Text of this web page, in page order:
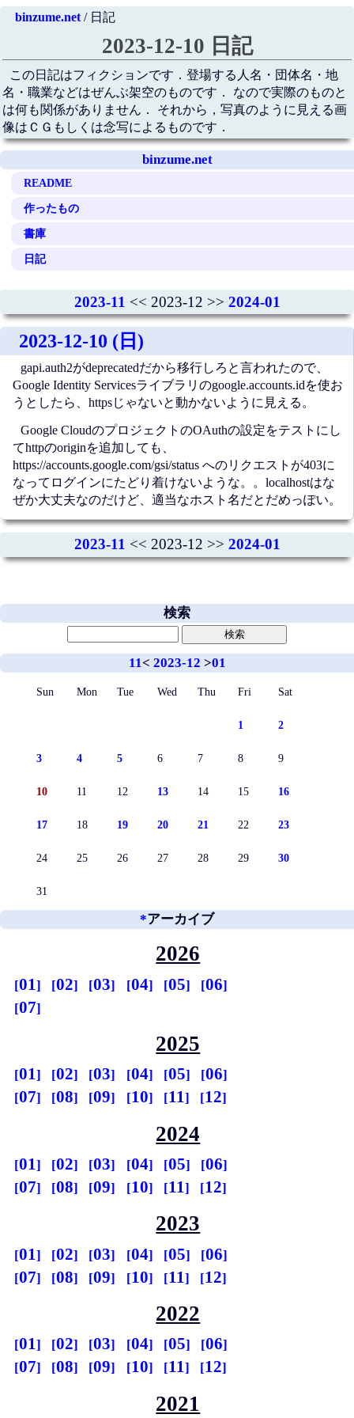
binzume.net/ 日記
2023-12-10 日記
この日記はフィクションです．登場する人名・団体名・地
名・職業などはぜんぶ架空のものです． なので実際のものと
は何も関係がありません． それから，写真のように見える画
像はＣＧもしくは念写によるものです．
binzume.net
README
作ったもの
書庫
日記
2023-11 << 2023-12 >> 2024-01
2023-12-10 (日)
gapi.auth2がdeprecatedだから移行しろと言われたので、
Google Identity Servicesライブラリのgoogle.accounts.idを使お
うとしたら、httpsじゃないと動かないように見える。
Google CloudのプロジェクトのOAuthの設定をテストにし
てhttpのoriginを追加しても、
https://accounts.google.com/gsi/status へのリクエストが403に
なってログインにたどり着けないような。。localhostはな
ぜか大丈夫なのだけど、適当なホスト名だとだめっぽい。
2023-11 << 2023-12 >> 2024-01
検索
11< 2023-12 >01
Sun Mon Tue Wed Thu Fri Sat
1 2
3 4 5 6 7 8 9
10 11 12 13 14 15 16
17 18 19 20 21 22 23
24 25 26 27 28 29 30
31
*アーカイブ
2026
01 02 03 04 05
06
07
2025
01 02 03 04 05
06
07
08 09 10 11 12
2024
01 02 03 04 05
06
07
08 09 10 11 12
2023
01 02 03 04 05
06
07
08 09 10 11 12
2022
01 02 03 04 05
06
07
08 09 10 11 12
2021